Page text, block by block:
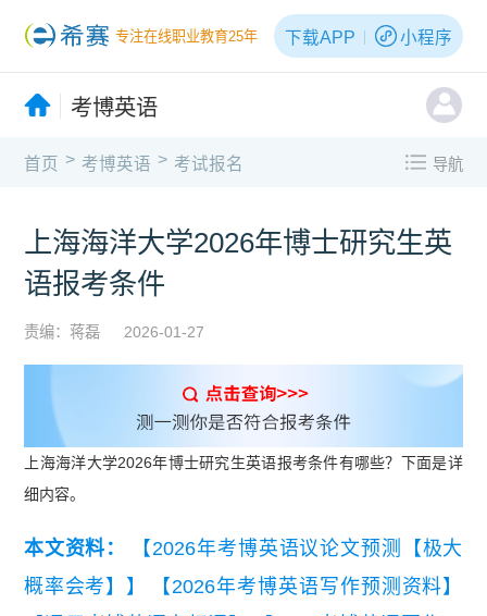
专注在线职业教育25年 下载APP 小程序
考博英语
首页 > 考博英语 > 考试报名 导航
上海海洋大学2026年博士研究生英
语报考条件
责编：蒋磊 2026-01-27
上海海洋大学2026年博士研究生英语报考条件有哪些？下面是详
细内容。
本文资料：
【2026年考博英语议论文预测【极大
概率会考】】
【2026年考博英语写作预测资料】